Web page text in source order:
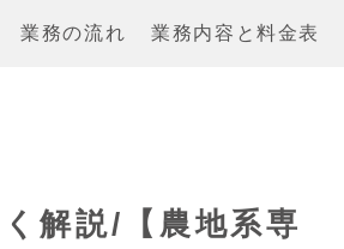
業務の流れ 業務内容と料金表
解説/【農地系専